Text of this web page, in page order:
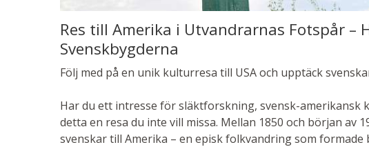
Res till Amerika i Utvandrarnas Fotspår –
Svenskbygderna
Följ med på en unik kulturresa till USA och upptäck
Har du ett intresse för släktforskning, svensk-amerikansk
detta en resa du inte vill missa. Mellan 1850 och början av
svenskar till Amerika – en episk folkvandring som formade